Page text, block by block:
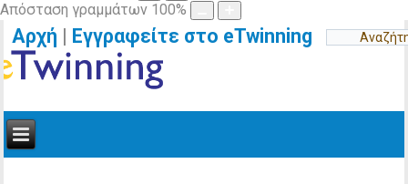
Απόσταση γραμμάτων 100%
Αρχή | Εγγραφείτε στο eTwinning